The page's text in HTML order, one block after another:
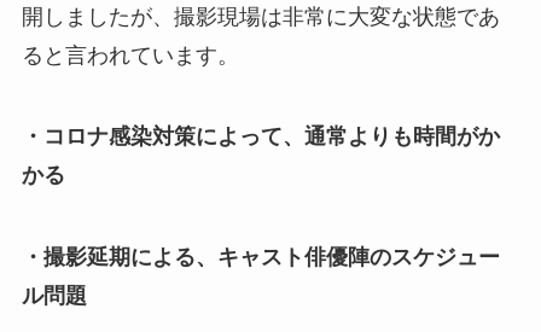
開しましたが、撮影現場は非常に大変な状態であ
ると言われています。
・コロナ感染対策によって、通常よりも時間がか
かる
・撮影延期による、キャスト俳優陣のスケジュー
ル問題